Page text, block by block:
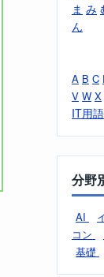
ま み
ん
A B C
V W X
IT用
分野
AI
コン
基礎